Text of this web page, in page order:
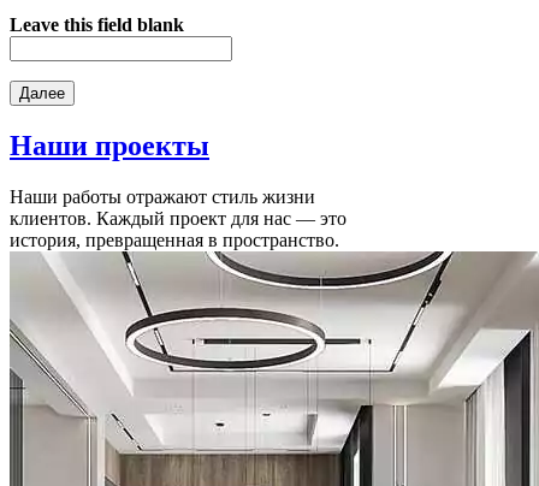
Leave this field blank
Наши проекты
Наши работы отражают стиль жизни
клиентов. Каждый проект для нас — это
история, превращенная в пространство.